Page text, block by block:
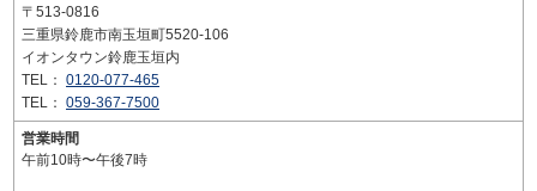
〒513-0816
三重県鈴鹿市南玉垣町5520-106
イオンタウン鈴鹿玉垣内
TEL： 0120-077-465
TEL： 059-367-7500
営業時間
午前10時〜午後7時